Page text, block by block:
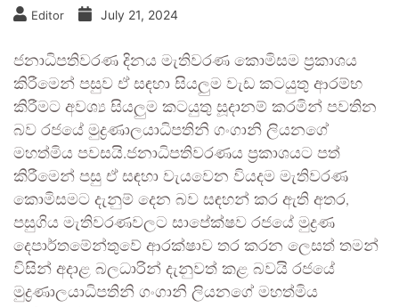
Editor July 21, 2024
ජනාධිපතිවරණ දිනය මැතිවරණ කොමිසම ප්‍රකාශය
කිරීමෙන් පසුව ඒ සඳහා සියලුම වැඩ කටයුතු ආරම්භ
කිරීමට අවශ්‍ය සියලුම කටයුතු සූදානම් කරමින් පවතින
බව රජයේ මුද්‍රණාලයාධිපතිනි ගංගානි ලියනගේ
මහත්මිය පවසයි.ජනාධිපතිවරණය ප්‍රකාශයට පත්
කිරීමෙන් පසු ඒ සඳහා වැයවෙන වියදම මැතිවරණ
කොමිසමට දැනුම් දෙන බව සඳහන් කර ඇති අතර,
පසුගිය මැතිවරණවලට සාපේක්ෂව රජයේ මුද්‍රණ
දෙපාර්තමේන්තුවේ ආරක්ෂාව තර කරන ලෙසත් තමන්
විසින් අදාළ බලධාරින් දැනුවත් කළ බවයි රජයේ
මුද්‍රණාලයාධිපතිනි ගංගානි ලියනගේ මහත්මිය